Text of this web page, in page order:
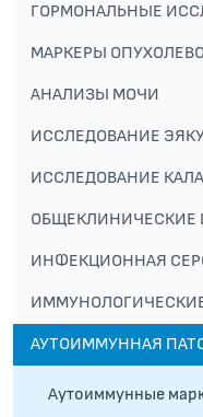
ГОРМОНАЛЬНЫЕ
МАРКЕРЫ
АНАЛИЗЫ МОЧИ
ИССЛЕДОВАНИЕ
ИССЛЕДОВАНИЕ КАЛА
ОБЩЕКЛИНИЧЕСКИЕ
ИНФЕКЦИОННАЯ
АУТОИММУННАЯ
Аутоиммунные